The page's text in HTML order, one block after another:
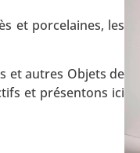
et porcelaines, les
et autres Objets de
et présentons ici